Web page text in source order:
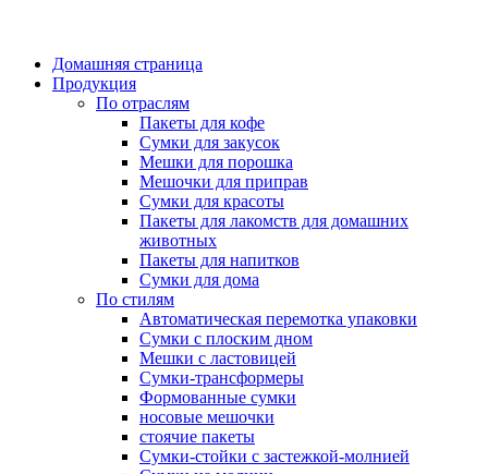
Домашняя страница
Продукция
По отраслям
Пакеты для кофе
Сумки для закусок
Мешки для порошка
Мешочки для приправ
Сумки для красоты
Пакеты для лакомств для домашних
животных
Пакеты для напитков
Сумки для дома
По стилям
Автоматическая перемотка упаковки
Сумки с плоским дном
Мешки с ластовицей
Сумки-трансформеры
Формованные сумки
носовые мешочки
стоячие пакеты
Сумки-стойки с застежкой-молнией